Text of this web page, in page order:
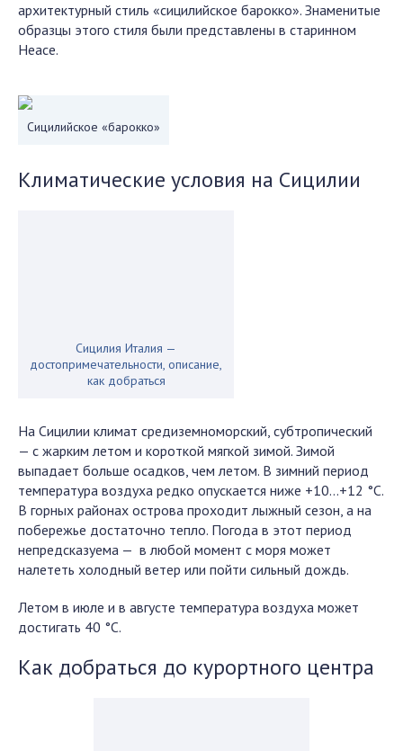
архитектурный стиль «сицилийское барокко». Знаменитые
образцы этого стиля были представлены в старинном
Неасе.
Сицилийское «барокко»
Климатические условия на Сицилии
Сицилия Италия —
достопримечательности, описание,
как добраться
На Сицилии климат средиземноморский, субтропический
— с жарким летом и короткой мягкой зимой. Зимой
выпадает больше осадков, чем летом. В зимний период
температура воздуха редко опускается ниже +10…+12 °С.
В горных районах острова проходит лыжный сезон, а на
побережье достаточно тепло. Погода в этот период
непредсказуема — в любой момент с моря может
налететь холодный ветер или пойти сильный дождь.
Летом в июле и в августе температура воздуха может
достигать 40 °С.
Как добраться до курортного центра